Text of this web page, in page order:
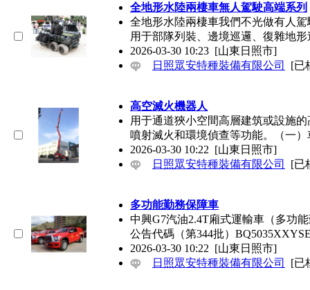
全地形水陸兩棲車無人駕駛高端系列
全地形水陸兩棲車我們不光做有人
用于部隊列裝、邊境巡邏、復雜地
2026-03-30 10:23 [山東日照市]
日照眾安特種裝備有限公司
[已
高空滅火機器人
用于通道狹小空間高層建筑或設施的高
噴射滅火和環境偵查等功能。（一
2026-03-30 10:22 [山東日照市]
日照眾安特種裝備有限公司
[已
多功能勤務保障車
中興G7汽油2.4T廂式運輸車（多功
公告代碼（第344批）
2026-03-30 10:22 [山東日照市]
日照眾安特種裝備有限公司
[已